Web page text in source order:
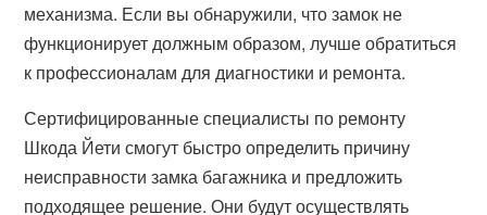
механизма. Если вы обнаружили, что замок не
функционирует должным образом, лучше обратиться
к профессионалам для диагностики и ремонта.
Сертифицированные специалисты по ремонту
Шкода Йети смогут быстро определить причину
неисправности замка багажника и предложить
подходящее решение. Они будут осуществлять